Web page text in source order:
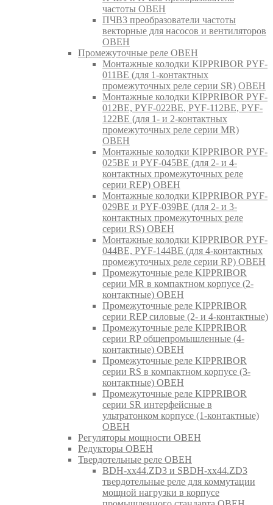
частоты ОВЕН
ПЧВ3 преобразователи частоты
векторные для насосов и вентиляторов
ОВЕН
Промежуточные реле ОВЕН
Монтажные колодки KIPPRIBOR PYF-
011BE (для 1-контактных
промежуточных реле серии SR) ОВЕН
Монтажные колодки KIPPRIBOR PYF-
012BE, PYF-022BE, PYF-112BE, PYF-
122BE (для 1- и 2-контактных
промежуточных реле серии MR)
ОВЕН
Монтажные колодки KIPPRIBOR PYF-
025BE и PYF-045BE (для 2- и 4-
контактных промежуточных реле
серии REP) ОВЕН
Монтажные колодки KIPPRIBOR PYF-
029BE и PYF-039BE (для 2- и 3-
контактных промежуточных реле
серии RS) ОВЕН
Монтажные колодки KIPPRIBOR PYF-
044BE, PYF-144BE (для 4-контактных
промежуточных реле серии RP) ОВЕН
Промежуточные реле KIPPRIBOR
серии MR в компактном корпусе (2-
контактные) ОВЕН
Промежуточные реле KIPPRIBOR
серии REP силовые (2- и 4-контактные)
Промежуточные реле KIPPRIBOR
серии RP общепромышленные (4-
контактные) ОВЕН
Промежуточные реле KIPPRIBOR
серии RS в компактном корпусе (3-
контактные) ОВЕН
Промежуточные реле KIPPRIBOR
серии SR интерфейсные в
ультратонком корпусе (1-контактные)
ОВЕН
Регуляторы мощности ОВЕН
Редукторы ОВЕН
Твердотельные реле ОВЕН
BDH-xx44.ZD3 и SBDH-xx44.ZD3
твердотельные реле для коммутации
мощной нагрузки в корпусе